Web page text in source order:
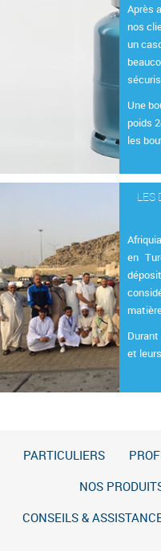
Après
nos
un
Une
poids
les
LES
en
et
PARTICULIERS
NOS
CONSEILS &